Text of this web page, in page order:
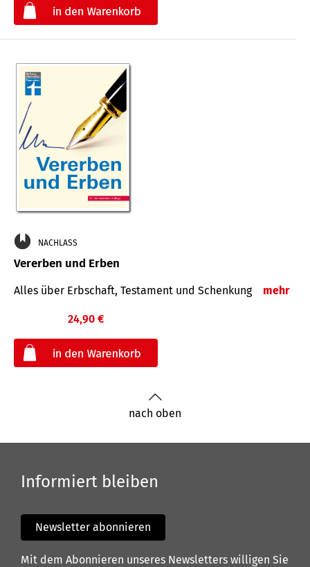
NACHLASS
Vererben und Erben
Alles über Erbschaft, Testament und Schenkung mehr
24,90 €
nach oben
Informiert bleiben
Newsletter abonnieren
Mit dem Abonnieren unseres Newsletters willigen Sie